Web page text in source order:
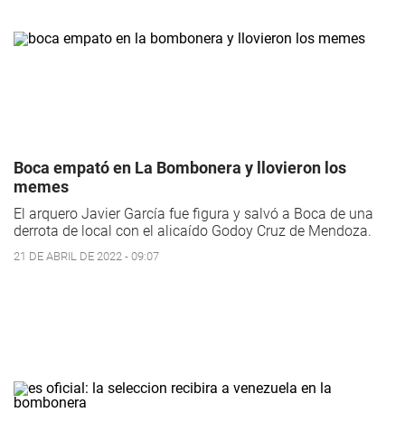
Boca empató en La Bombonera y llovieron los
memes
El arquero Javier García fue figura y salvó a Boca de una
derrota de local con el alicaído Godoy Cruz de Mendoza.
21 DE ABRIL DE 2022 - 09:07